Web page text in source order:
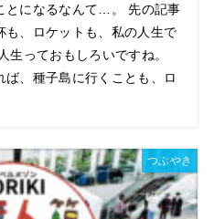
とになるなんて…。 先の記事
も、ロケットも、私の人生で
生っておもしろいですね。
、種子島に行くことも、ロ
つぶやき